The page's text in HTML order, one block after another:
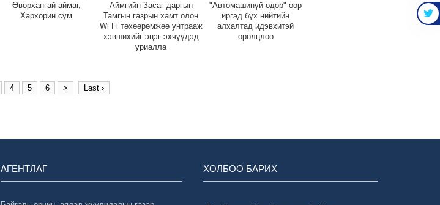
Өвөрхангай аймаг,
Хархорин сум
Аймгийн Засаг даргын
Тамгын газрын хамт олон
Wi Fi төхөөрөмжөө унтрааж
хэвшихийг эцэг эхчүүдэд
уриалла
"Автомашинүй өдөр"-өөр
иргэд бүх нийтийн
алхалтад идэвхитэй
оролцлоо
4 5 6 > Last ›
АГЕНТЛАГ ХОЛБОО БАРИХ